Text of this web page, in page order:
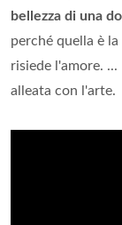
bellezza di una
perché quella è
risiede l'amore.
alleata con l'arte.